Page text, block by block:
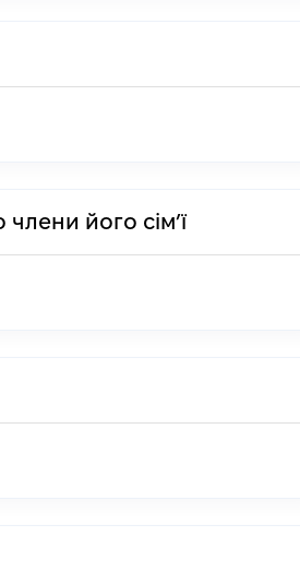
його сім’ї